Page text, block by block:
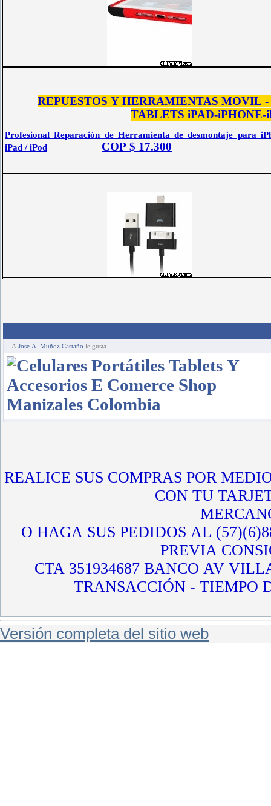
REPUESTOS Y HERRAMIENTAS MOVIL -
TABLETS iPAD-iPHONE-
Profesional Reparación de Herramienta de desmontaje para
iPad / iPod
COP $ 17.300
A Jose A. Muñoz Castaño le gusta.
REALICE SUS COMPRAS POR
CON TU
O HAGA SUS PEDIDOS AL
PREVIA
CTA 351934687 BANCO AV
TRANSACCIÓN - TIEMPO
Versión completa del sitio web